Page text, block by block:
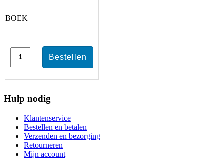
BOEK
Hulp nodig
Klantenservice
Bestellen en betalen
Verzenden en bezorging
Retourneren
Mijn account